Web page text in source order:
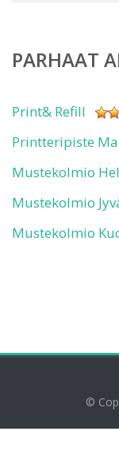
PARHAAT
Print& Refill
Printteripiste
Mustekolmio
Mustekolmio
Mustekolmio
©